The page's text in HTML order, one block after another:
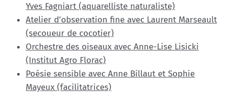
Yves Fagniart (aquarelliste naturaliste)
Atelier d’observation fine avec Laurent Marseault
(secoueur de cocotier)
Orchestre des oiseaux avec Anne-Lise Lisicki
(Institut Agro Florac)
Poésie sensible avec Anne Billaut et Sophie
Mayeux (facilitatrices)